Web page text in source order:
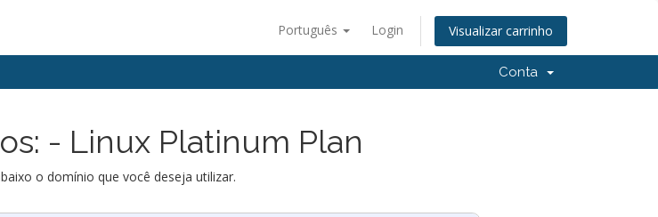
Português Login Visualizar carrinho
Conta
- Linux Platinum Plan
o domínio que você deseja utilizar.